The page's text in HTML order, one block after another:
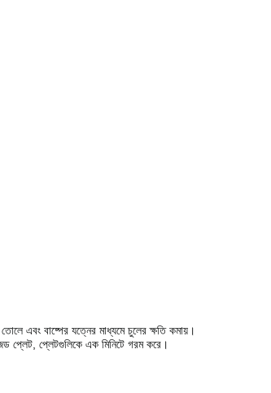
এবং বাষ্পের যত্নের মাধ্যমে চুলের ক্ষতি কমায়।
প্লেট, প্লেটগুলিকে এক মিনিটে গরম করে।